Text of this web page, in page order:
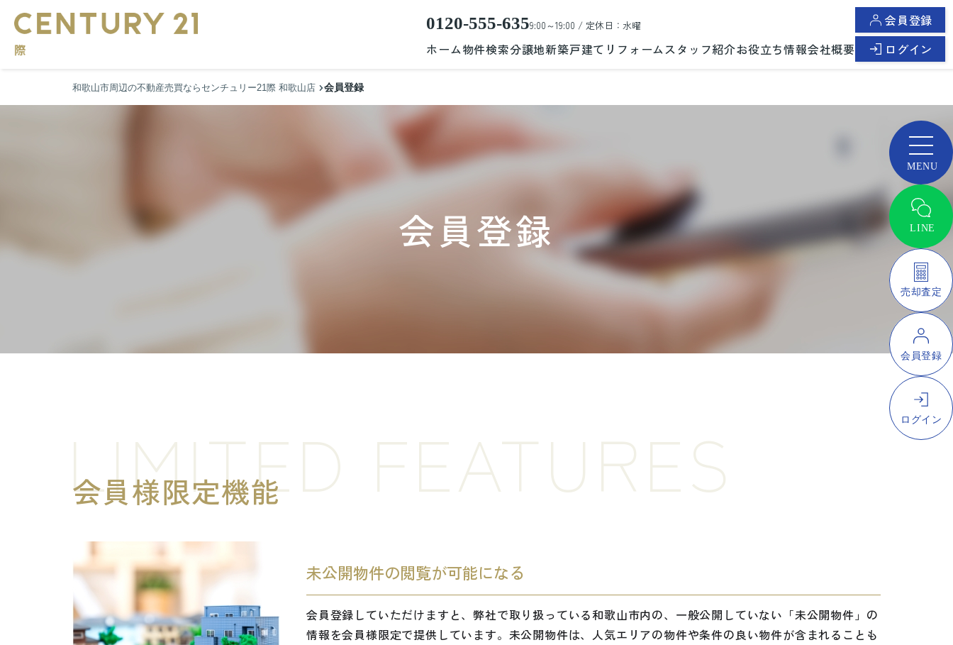
0120-555-6359:00～19:00 / 定休日：水曜
ホーム物件検索分譲地新築戸建て リフォーム スタッフ紹介お役立ち情報会社概要
会員登録
ログイン
和歌山市周辺の不動産売買ならセンチュリー21際 和歌山店 会員登録
会員登録
会員様限定機能
LIMITED FEATURES
未公開物件の閲覧が可能になる
会員登録していただけますと、弊社で取り扱っている和歌山市内の、一般公開していない「未公開物件」の
情報を会員様限定で提供しています。未公開物件は、人気エリアの物件や条件の良い物件が含まれることも